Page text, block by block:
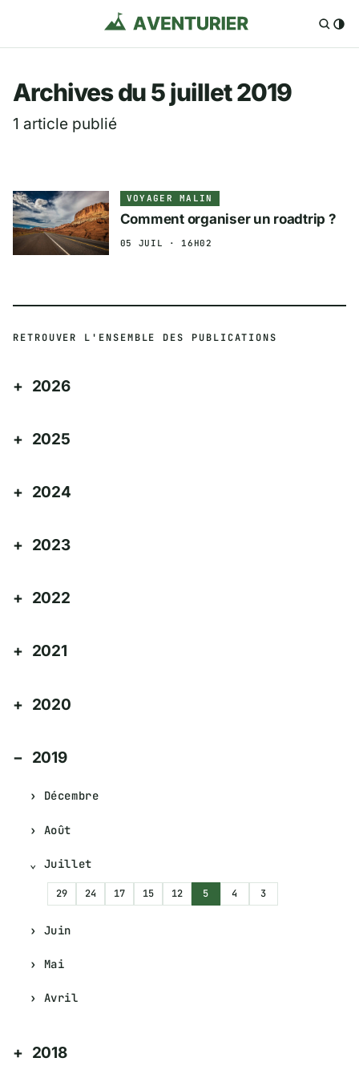
Aventurier.fr —
Archives du 5 juillet 2019
1 article publié
VOYAGER MALIN
Comment organiser un roadtrip ?
05 JUIL · 16H02
RETROUVER L'ENSEMBLE DES PUBLICATIONS
2026
2025
2024
2023
2022
2021
2020
2019
Décembre
Août
Juillet
29 24 17 15 12 5 4 3
Juin
Mai
Avril
2018